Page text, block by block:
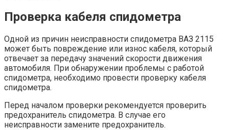
Проверка кабеля спидометра
Одной из причин неисправности спидометра ВАЗ 2115
может быть повреждение или износ кабеля, который
отвечает за передачу значений скорости движения
автомобиля. При обнаружении проблемы с работой
спидометра, необходимо провести проверку кабеля
спидометра.
Перед началом проверки рекомендуется проверить
предохранитель спидометра. В случае его
неисправности замените предохранитель.